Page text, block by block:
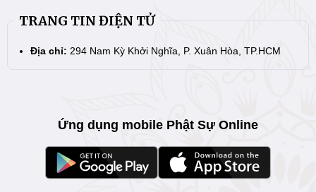
TRANG TIN ĐIỆN TỬ
Địa chỉ: 294 Nam Kỳ Khởi Nghĩa, P. Xuân Hòa, TP.HCM
Ứng dụng mobile Phật Sự Online